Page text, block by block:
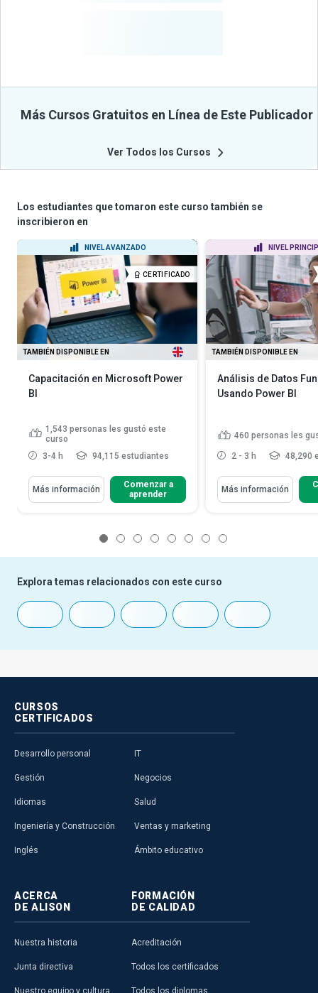
Más Cursos Gratuitos en Línea de Este Publicador
Ver Todos los Cursos
Los estudiantes que tomaron este curso también se
inscribieron en
NIVEL AVANZADO
CERTIFICADO
TAMBIÉN DISPONIBLE EN
Capacitación en Microsoft Power
BI
1,543 personas les gustó este
curso
3-4 h
94,115 estudiantes
Más información
Comenzar a
aprender
NIVEL
TAMBIÉN DISPONIBLE EN
Análisis de Datos
Usando Power BI
460 personas les
2 - 3 h 48,290
Más información
Explora temas relacionados con este curso
CURSOS
CERTIFICADOS
Desarrollo personal
Gestión
Idiomas
Ingeniería y Construcción
Inglés
IT
Negocios
Salud
Ventas y marketing
Ámbito educativo
ACERCA
DE ALISON
Nuestra historia
Junta directiva
FORMACIÓN
DE CALIDAD
Acreditación
Todos los certificados